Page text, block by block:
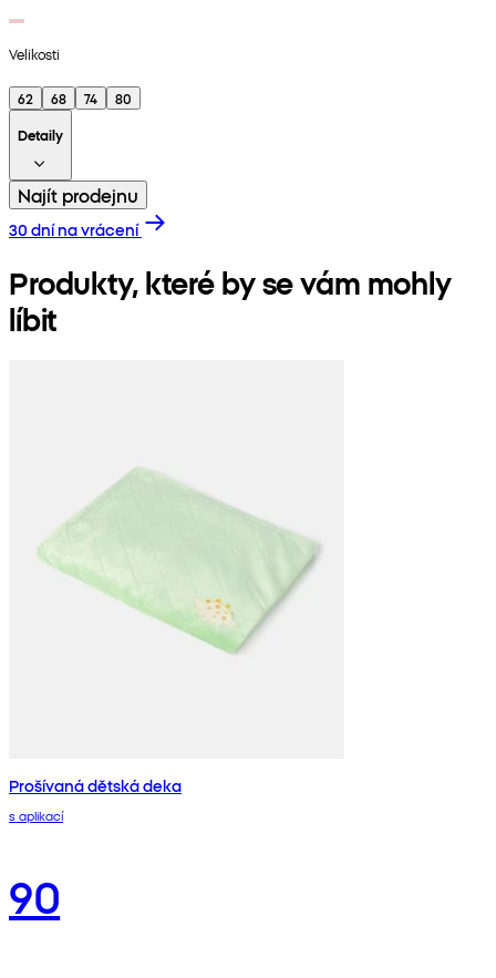
Velikosti
62 68 74
80
Detaily
Najít prodejnu
30 dní na vrácení
Produkty, které by se vám mohly
líbit
Prošívaná dětská deka
s aplikací
90